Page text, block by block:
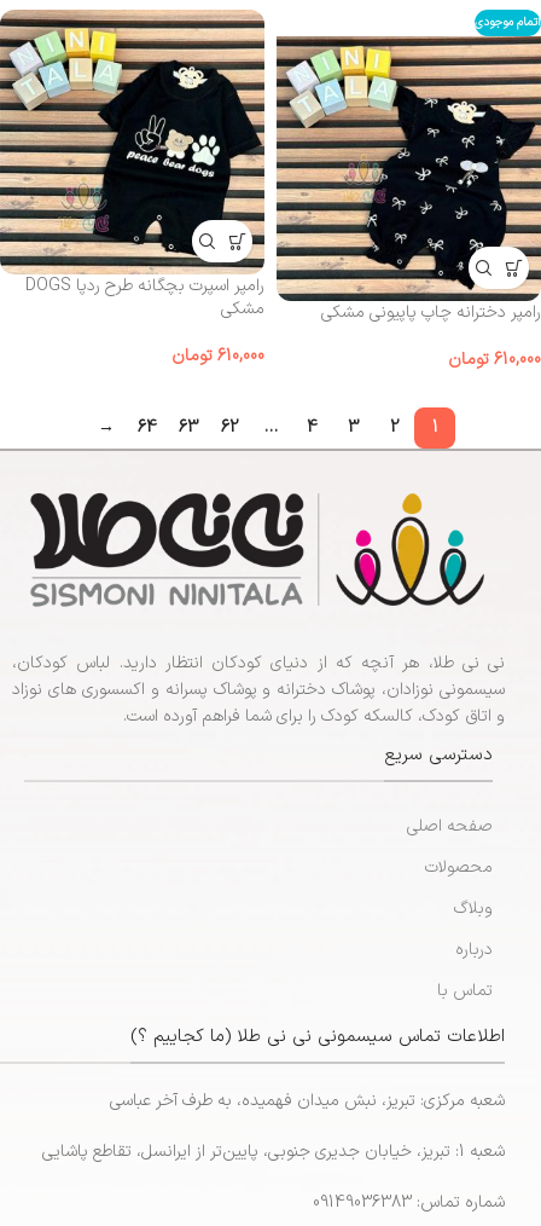
اتمام موجودی
رامپر دخترانه چاپ پاپیونی مشکی
610,000تومان
رامپر اسپرت بچگانه طرح ردپا DOGS
مشکی
610,000تومان
1
2
3
4
…
62
63
64
→
نی نی طلا، هر آنچه که از دنیای کودکان انتظار دارید. لباس کودکان،
سیسمونی نوزادان، پوشاک دخترانه و پوشاک پسرانه و اکسسوری های نوزاد
و اتاق کودک، کالسکه کودک را برای شما فراهم آورده است.
دسترسی سریع
صفحه اصلی
محصولات
وبلاگ
درباره
تماس با
اطلاعات تماس سیسمونی نی نی طلا (ما کجاییم ؟)
شعبه مرکزی: تبریز، نبش میدان فهمیده، به طرف آخر عباسی
شعبه 1: تبریز، خیابان جدیری جنوبی، پایین‌تر از ایرانسل، تقاطع پاشایی
شماره تماس: 09149036383